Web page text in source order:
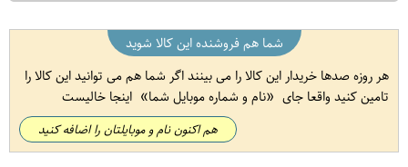
شما هم فروشنده این کالا شوید
هر روزه صدها خریدار این کالا را می بینند اگر شما هم می توانید این کالا را
تامین کنید واقعا جای
نام و شماره موبایل شما اینجا خالیست
هم اکنون نام و موبایلتان را اضافه کنید